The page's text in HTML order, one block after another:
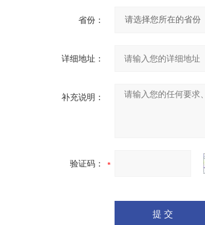
省份：
详细地址：
补充说明：
验证码：